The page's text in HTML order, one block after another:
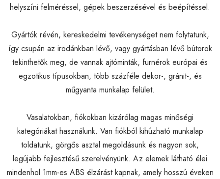
helyszíni felméréssel, gépek beszerzésével és beépítéssel.
Gyártók révén, kereskedelmi tevékenységet nem folytatunk,
így csupán az irodánkban lévő, vagy gyártásban lévő bútorok
tekinthetők meg, de vannak ajtóminták, furnérok európai és
egzotikus típusokban, több százféle dekor-, gránit-, és
műgyanta munkalap felület.
Vasalatokban, fiókokban kizárólag magas minőségi
kategóriákat használunk. Van fiókból kihúzható munkalap
toldatunk, görgős asztal megoldásunk és nagyon sok,
legújabb fejlesztésű szerelvényünk. Az elemek látható élei
mindenhol 1mm-es ABS élzárást kapnak, amely hosszú éveken